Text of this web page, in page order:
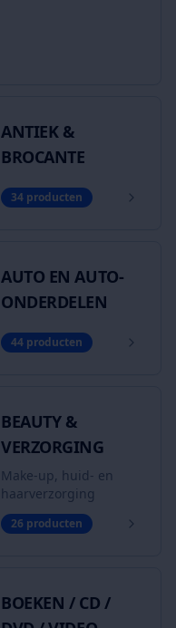
ANTIEK &
BROCANTE
34 producten
AUTO EN AUTO-
ONDERDELEN
44 producten
BEAUTY &
VERZORGING
Make-up, huid- en
haarverzorging
26 producten
BOEKEN / CD /